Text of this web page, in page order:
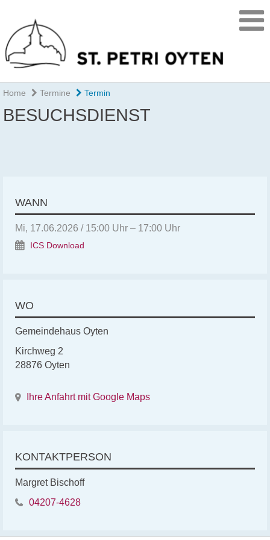
Home Termine Termin
BESUCHSDIENST
WANN
Mi, 17.06.2026 / 15:00 Uhr – 17:00 Uhr
ICS Download
WO
Gemeindehaus Oyten
Kirchweg 2
28876 Oyten
Ihre Anfahrt mit Google Maps
KONTAKTPERSON
Margret Bischoff
04207-4628